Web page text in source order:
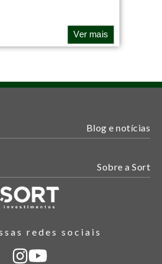
Ver mais
Blog e notícias
Sobre a Sort
redes sociais